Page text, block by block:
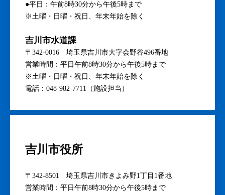
●平日：午前8時30分から午後5時まで
※土曜・日曜・祝日、年末年始を除く
吉川市水道課
〒342-0016 埼玉県吉川市大字会野谷496番地
営業時間：平日午前8時30分から午後5時まで
※土曜・日曜・祝日、年末年始を除く
電話：048-982-7711（施設担当）
吉川市役所
〒342-8501 埼玉県吉川市きよみ野1丁目1番地
営業時間：平日午前8時30分から午後5時まで